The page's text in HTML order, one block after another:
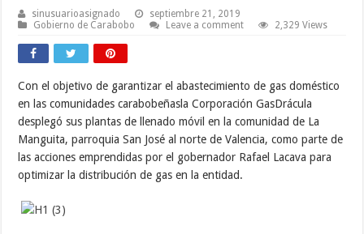
sinusuarioasignado
septiembre 21, 2019
Gobierno de Carabobo
Leave a comment 2,329 Views
Con el objetivo de garantizar el abastecimiento de gas doméstico
en las comunidades carabobeñasla Corporación GasDrácula
desplegó sus plantas de llenado móvil en la comunidad de La
Manguita, parroquia San José al norte de Valencia, como parte de
las acciones emprendidas por el gobernador Rafael Lacava para
optimizar la distribución de gas en la entidad.